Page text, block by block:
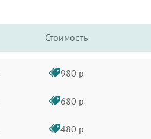
Стоимость
980 р
680 р
480 р